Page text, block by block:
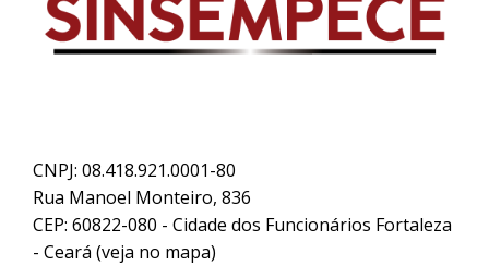
CNPJ: 08.418.921.0001-80
Rua Manoel Monteiro, 836
CEP: 60822-080 - Cidade dos Funcionários Fortaleza
- Ceará (veja no mapa)